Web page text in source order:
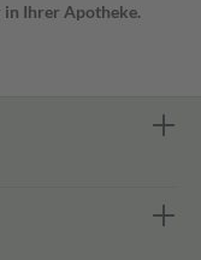
Ihrer Apotheke.